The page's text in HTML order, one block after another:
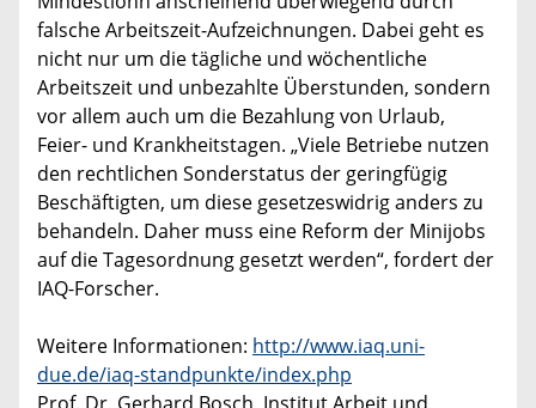
falsche Arbeitszeit-Aufzeichnungen. Dabei geht es
nicht nur um die tägliche und wöchentliche
Arbeitszeit und unbezahlte Überstunden, sondern
vor allem auch um die Bezahlung von Urlaub,
Feier- und Krankheitstagen. „Viele Betriebe nutzen
den rechtlichen Sonderstatus der geringfügig
Beschäftigten, um diese gesetzeswidrig anders zu
behandeln. Daher muss eine Reform der Minijobs
auf die Tagesordnung gesetzt werden“, fordert der
IAQ-Forscher.
Weitere Informationen: http://www.iaq.uni-
due.de/iaq-standpunkte/index.php